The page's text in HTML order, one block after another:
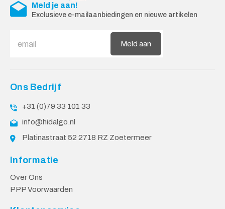
Meld je aan!
Exclusieve e-mailaanbiedingen en nieuwe artikelen
Meld aan
Ons Bedrijf
+31 (0)79 33 101 33
info@hidalgo.nl
Platinastraat 52 2718 RZ Zoetermeer
Informatie
Over Ons
PPP Voorwaarden